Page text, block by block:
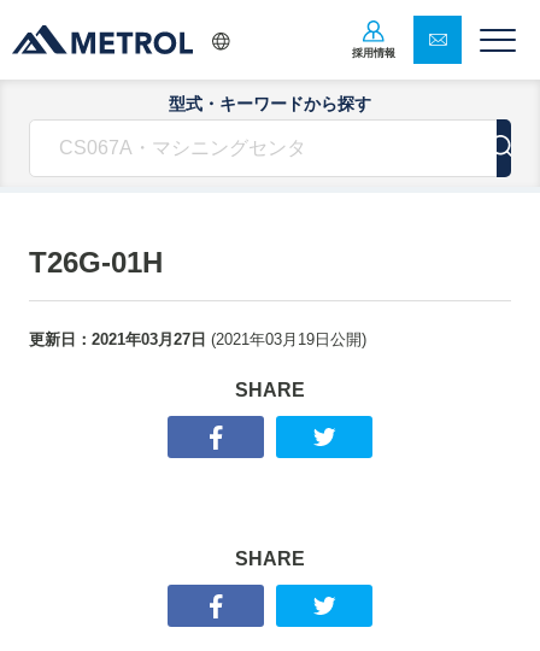
採用情報
型式・キーワードから探す
T26G-01H
更新日： 2021年03月27日 (2021年03月19日 公開)
SHARE
SHARE